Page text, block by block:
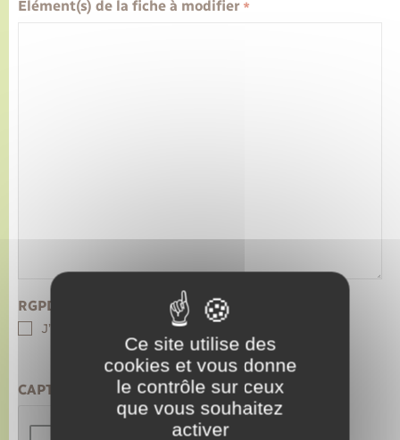
Élément(s) de la fiche à modifier *
RGPD
J’accepte la politique de confidentialité.
CAPTCHA
Ce site utilise des
cookies et vous donne
le contrôle sur ceux
que vous souhaitez
activer